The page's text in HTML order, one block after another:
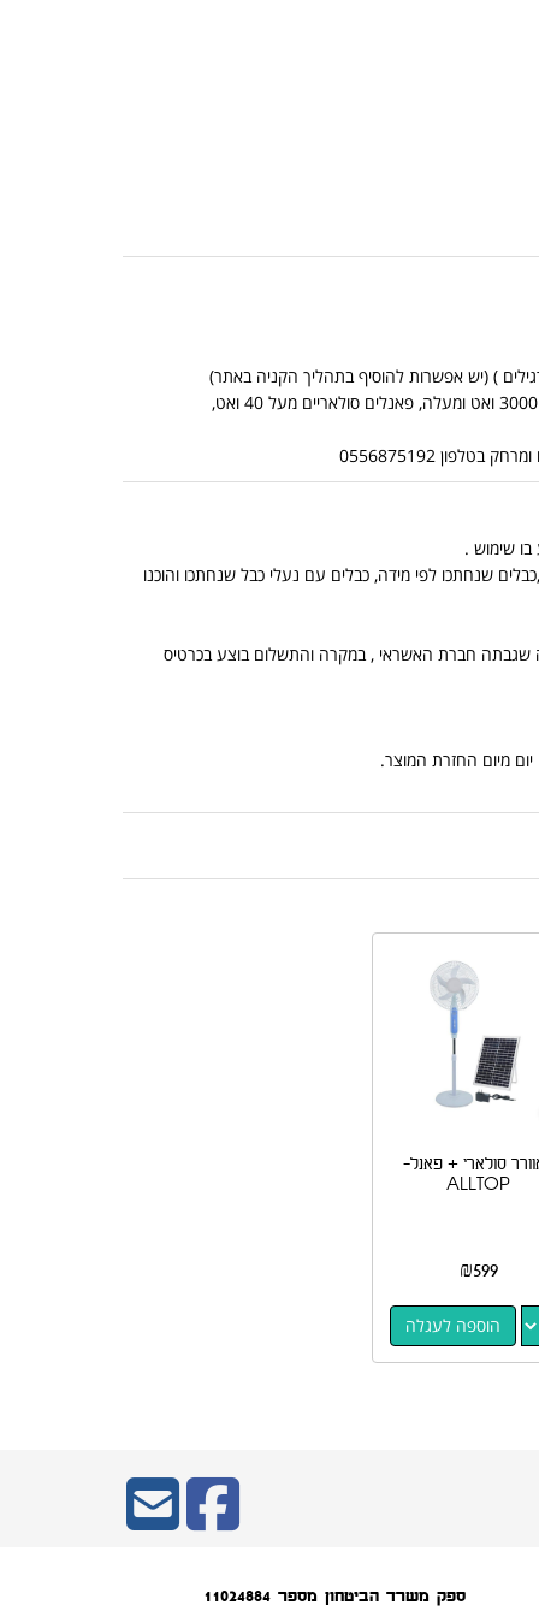
*אין אפשרות לשלוח מוצרים כבדים בדואר שליחים (מוצרים כבדים: ממירים מכניים מ 3000 ואט ומעלה, פאנלים סולאריים מעל 40 ואט,
0556875192
שנחתכו לפי מידה, כבלים עם נעלי כבל שנחתכו והוכנו
הנמוך מביניהם, ובתוספת מה שגבתה חברת האשראי , במקרה והתשלום בוצע בכרטיס
סולארי + פאנל-
ALLTOP
₪599
הוספה לעגלה
ספק משרד הביטחון מספר 11024884